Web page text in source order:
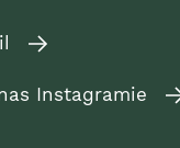
Instagramie